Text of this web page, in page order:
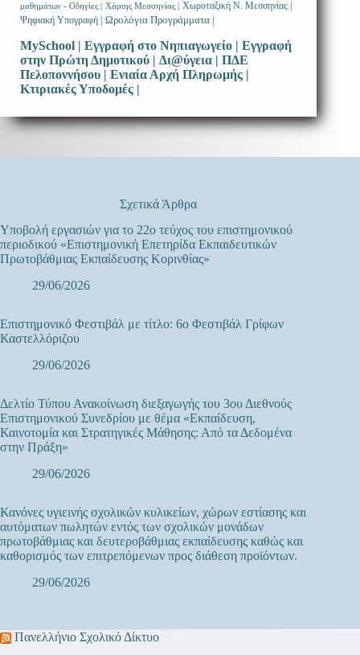
μαθημάτων - Οδηγίες |
Χάρτης Μεσσηνίας |
Χωροταξική Ν. Μεσσηνίας |
Ψηφιακή Υπογραφή |
Ωρολόγια Προγράμματα |
MySchool | Εγγραφή στο Νηπιαγωγείο | Εγγραφή
στην Πρώτη Δημοτικού | Δι@ύγεια | ΠΔΕ
Πελοποννήσου | Ενιαία Αρχή Πληρωμής |
Κτιριακές Υποδομές |
Σχετικά Άρθρα
Υποβολή εργασιών για το 22ο τεύχος του επιστημονικού
περιοδικού «Επιστημονική Επετηρίδα Εκπαιδευτικών
Πρωτοβάθμιας Εκπαίδευσης Κορινθίας»
29/06/2026
Επιστημονικό Φεστιβάλ με τίτλο: 6ο Φεστιβάλ Γρίφων
Καστελλόριζου
29/06/2026
Δελτίο Τύπου Ανακοίνωση διεξαγωγής του 3ου Διεθνούς
Επιστημονικού Συνεδρίου με θέμα «Εκπαίδευση,
Καινοτομία και Στρατηγικές Μάθησης: Από τα Δεδομένα
στην Πράξη»
29/06/2026
Κανόνες υγιεινής σχολικών κυλικείων, χώρων εστίασης και
αυτόματων πωλητών εντός των σχολικών μονάδων
πρωτοβάθμιας και δευτεροβάθμιας εκπαίδευσης καθώς και
καθορισμός των επιτρεπόμενων προς διάθεση προϊόντων.
29/06/2026
Πανελλήνιο Σχολικό Δίκτυο